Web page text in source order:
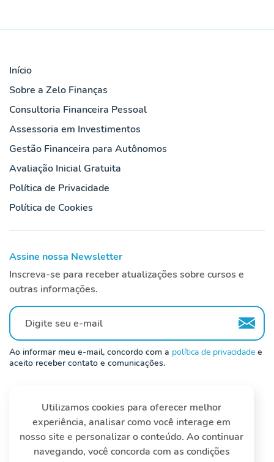
Início
Sobre a Zelo Finanças
Consultoria Financeira Pessoal
Assessoria em Investimentos
Gestão Financeira para Autônomos
Avaliação Inicial Gratuita
Política de Privacidade
Política de Cookies
Assine nossa Newsletter
Inscreva-se para receber atualizações sobre cursos e
outras informações.
Ao informar meu e-mail, concordo com a política de privacidade e
aceito receber contato e comunicações.
Acompanhe pelas redes sociais
Utilizamos cookies para oferecer melhor
experiência, analisar como você interage em
nosso site e personalizar o conteúdo. Ao continuar
navegando, você concorda com as condições